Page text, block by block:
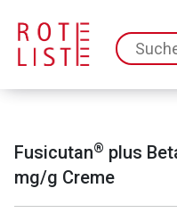
Fusicutan® plus
mg/g Creme